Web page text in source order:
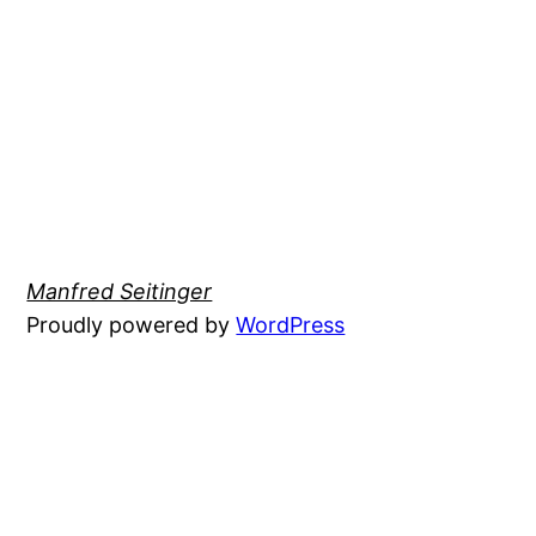
Manfred Seitinger
Proudly powered byWordPress